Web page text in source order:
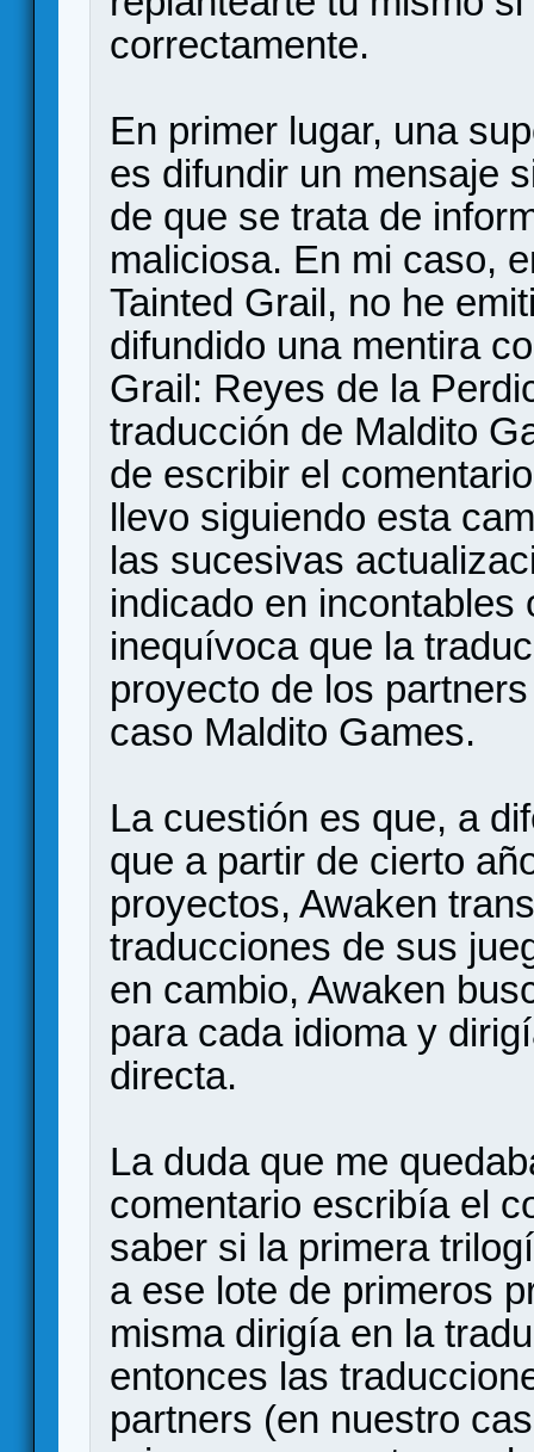
correctamente.
En primer lugar, una
es difundir un mensaje
de que se trata de
maliciosa. En mi caso,
Tainted Grail, no he
difundido una mentira
Grail: Reyes de la
traducción de Maldito
de escribir el
llevo siguiendo esta
las sucesivas
indicado en incontables
inequívoca que la
proyecto de los
caso Maldito Games.
La cuestión es que, a
que a partir de cierto
proyectos, Awaken
traducciones de sus
en cambio, Awaken
para cada idioma y
directa.
La duda que me
comentario escribía el
saber si la primera
a ese lote de primeros
misma dirigía en la
entonces las
partners (en nuestro